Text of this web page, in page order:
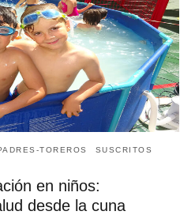
TOREROS SUSCRITOS
en niños:
desde la cuna